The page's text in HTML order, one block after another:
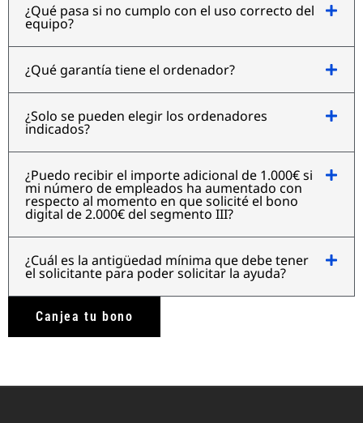
¿Qué pasa si no cumplo con el uso correcto del
equipo?
¿Qué garantía tiene el ordenador?
¿Solo se pueden elegir los ordenadores
indicados?
¿Puedo recibir el importe adicional de 1.000€ si
mi número de empleados ha aumentado con
respecto al momento en que solicité el bono
digital de 2.000€ del segmento III?
¿Cuál es la antigüedad mínima que debe tener
el solicitante para poder solicitar la ayuda?
Canjea tu bono